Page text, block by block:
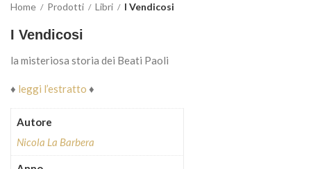
Home Prodotti Libri I Vendicosi
I Vendicosi
la misteriosa storia dei Beati Paoli
♦ leggi l’estratto ♦
Autore
Nicola La Barbera